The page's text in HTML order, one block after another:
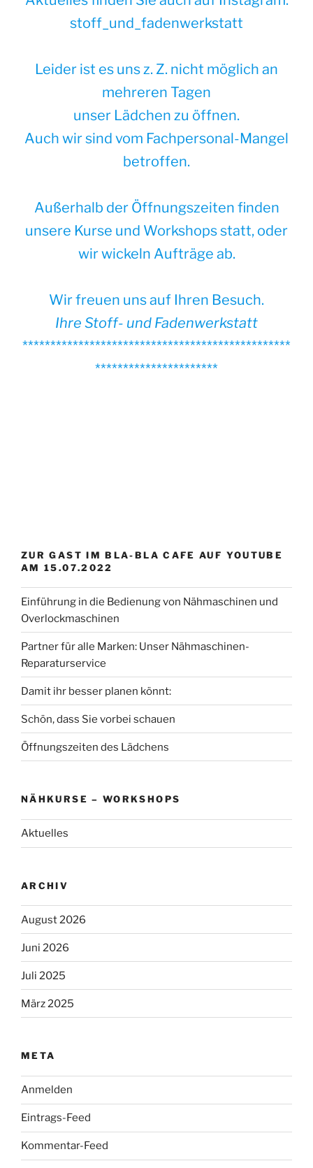
stoff_und_fadenwerkstatt
Leider ist es uns z. Z. nicht möglich an
mehreren Tagen
unser Lädchen zu öffnen.
Auch wir sind vom Fachpersonal-Mangel
betroffen.
Außerhalb der Öffnungszeiten finden
unsere Kurse und Workshops statt, oder
wir wickeln Aufträge ab.
Wir freuen uns auf Ihren Besuch.
Ihre Stoff- und Fadenwerkstatt
************************************************
**********************
ZUR GAST IM BLA-BLA CAFE AUF YOUTUBE
AM 15.07.2022
Einführung in die Bedienung von Nähmaschinen und
Overlockmaschinen
Partner für alle Marken: Unser Nähmaschinen-
Reparaturservice
Damit ihr besser planen könnt:
Schön, dass Sie vorbei schauen
Öffnungszeiten des Lädchens
NÄHKURSE – WORKSHOPS
Aktuelles
ARCHIV
August 2026
Juni 2026
Juli 2025
März 2025
META
Anmelden
Eintrags-Feed
Kommentar-Feed